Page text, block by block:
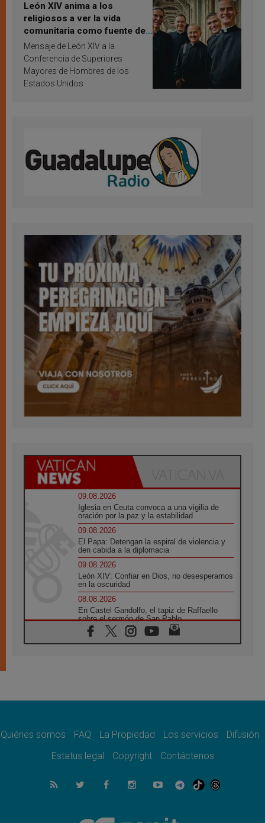
León XIV anima a los
religiosos a ver la vida
comunitaria como fuente de
inspiración y santificación
Mensaje de León XIV a la
Conferencia de Superiores
Mayores de Hombres de los
Estados Unidos
09.08.2026
Iglesia en Ceuta convoca a una vigilia de
oración por la paz y la estabilidad
09.08.2026
El Papa: Detengan la espiral de violencia y
den cabida a la diplomacia
09.08.2026
León XIV: Confiar en Dios, no desesperarnos
en la oscuridad
08.08.2026
En Castel Gandolfo, el tapiz de Raffaello
sobre el sermón de San Pablo
08.08.2026
En Colombia, «la paz no se compra con una
08.08.2026
08.08.2026
del Buen Consejo de Genazzano
Filipinas: el Vicariato Apostólico de Calapán
se convierte en diócesis
Honduras: Los desplazados invisibles de una
Quiénes somos FAQ La Propiedad Los servicios
Difusión
Estatus legal
Copyright Contáctenos